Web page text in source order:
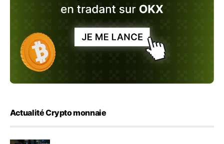
Actualité Crypto monnaie